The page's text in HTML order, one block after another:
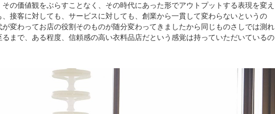
の価値観をぶらすことなく、その時代にあった形でアウトプットする表現を変え
接客に対しても、サービスに対しても、創業から一貫して変わらないというの
変わってお店の役割そのものが随分変わってきましたから同じものさしでは測れ
るまで、ある程度、信頼感の高い衣料品店だという感覚は持っていただいているの